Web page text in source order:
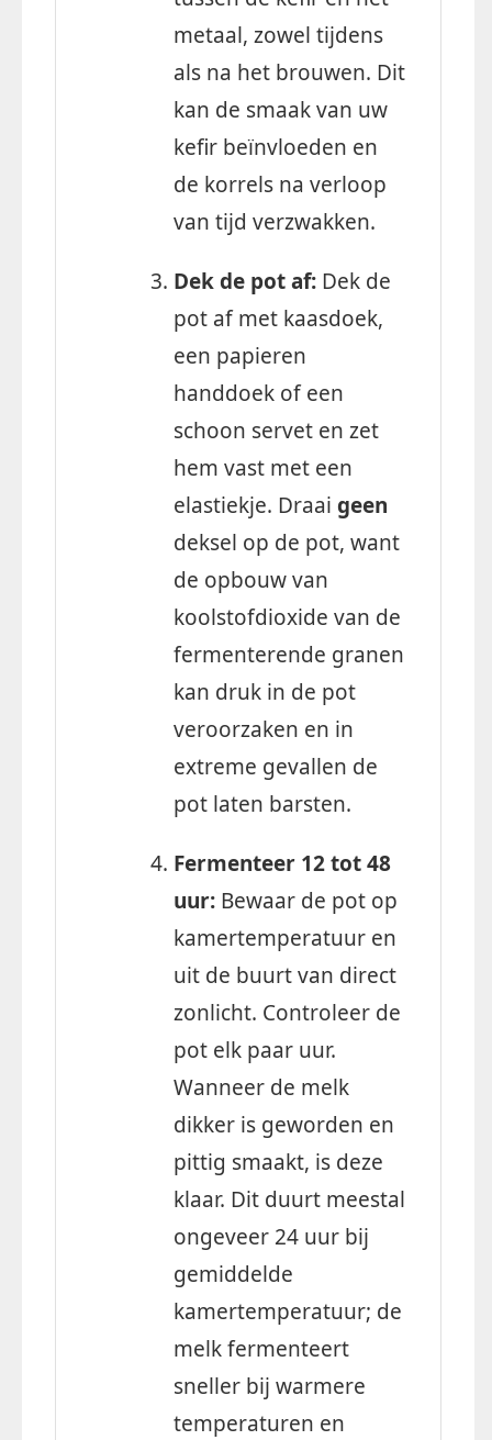
metaal, zowel tijdens
als na het brouwen. Dit
kan de smaak van uw
kefir beïnvloeden en
de korrels na verloop
van tijd verzwakken.
Dek de pot af: Dek de
pot af met kaasdoek,
een papieren
handdoek of een
schoon servet en zet
hem vast met een
elastiekje. Draai geen
deksel op de pot, want
de opbouw van
koolstofdioxide van de
fermenterende granen
kan druk in de pot
veroorzaken en in
extreme gevallen de
pot laten barsten.
Fermenteer 12 tot 48
uur: Bewaar de pot op
kamertemperatuur en
uit de buurt van direct
zonlicht. Controleer de
pot elk paar uur.
Wanneer de melk
dikker is geworden en
pittig smaakt, is deze
klaar. Dit duurt meestal
ongeveer 24 uur bij
gemiddelde
kamertemperatuur; de
melk fermenteert
sneller bij warmere
temperaturen en